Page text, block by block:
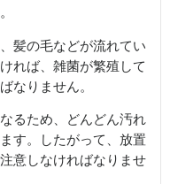
髪の毛などが流れてい
れば、雑菌が繁殖して
なりません。
るため、どんどん汚れ
す。したがって、放置
意しなければなりませ